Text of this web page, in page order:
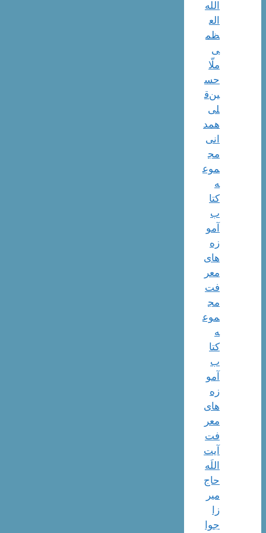
الله‌
الع
ظم
ی
ملّا
حس
ین‌ق
لی
همد
انی
مج
موع
ه
کتا
ب
آمو
زه
های
معر
فت
مج
موع
ه
کتا
ب
آمو
زه
های
معر
فت
آیت
اللَه
حاج
میر
زا
جوا